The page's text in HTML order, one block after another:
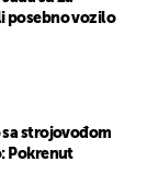
posebno vozilo
sa strojovođom
Pokrenut